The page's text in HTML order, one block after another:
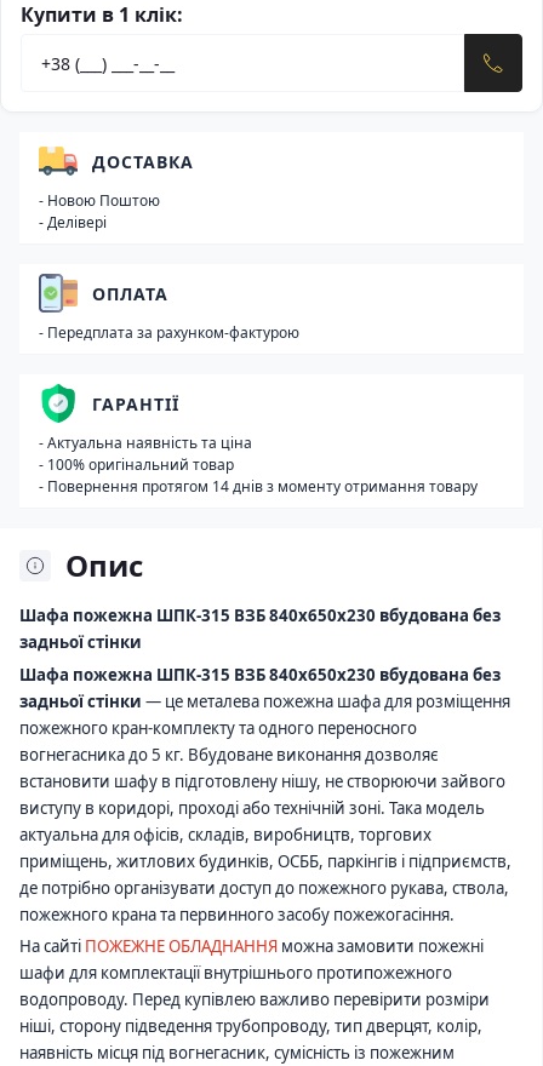
Купити в 1 клік:
Опис
Шафа пожежна ШПК-315 ВЗБ 840х650х230 вбудована без
задньої стінки
Шафа пожежна ШПК-315 ВЗБ 840х650х230 вбудована без
задньої стінки — це металева пожежна шафа для розміщення
пожежного кран-комплекту та одного переносного
вогнегасника до 5 кг. Вбудоване виконання дозволяє
встановити шафу в підготовлену нішу, не створюючи зайвого
виступу в коридорі, проході або технічній зоні. Така модель
актуальна для офісів, складів, виробництв, торгових
приміщень, житлових будинків, ОСББ, паркінгів і підприємств,
де потрібно організувати доступ до пожежного рукава, ствола,
пожежного крана та первинного засобу пожежогасіння.
На сайті ПОЖЕЖНЕ ОБЛАДНАННЯ можна замовити пожежні
шафи для комплектації внутрішнього протипожежного
водопроводу. Перед купівлею важливо перевірити розміри
ніші, сторону підведення трубопроводу, тип дверцят, колір,
наявність місця під вогнегасник, сумісність із пожежним
ДОСТАВКА
- Новою Поштою
- Делівері
ОПЛАТА
- Передплата за рахунком-фактурою
ГАРАНТІЇ
- Актуальна наявність та ціна
- 100% оригінальний товар
- Повернення протягом 14 днів з моменту отримання товару